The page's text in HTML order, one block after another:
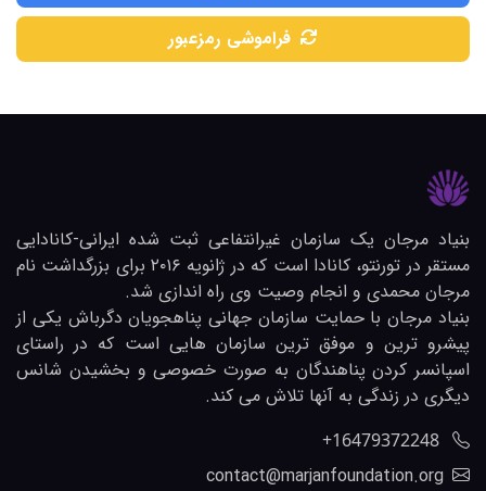
فراموشی رمزعبور
بنیاد مرجان یک سازمان غیرانتفاعی ثبت شده ایرانی-کانادایی
مستقر در تورنتو، کانادا است که در ژانویه ۲۰۱۶ برای بزرگداشت نام
مرجان محمدی و انجام وصیت وی راه اندازی شد.
بنیاد مرجان با حمایت سازمان جهانی پناهجویان دگرباش یکی از
پیشرو ترین و موفق ترین سازمان هایی است که در راستای
اسپانسر کردن پناهندگان به صورت خصوصی و بخشیدن شانس
دیگری در زندگی به آنها تلاش می کند.
contact@marjanfoundation.org